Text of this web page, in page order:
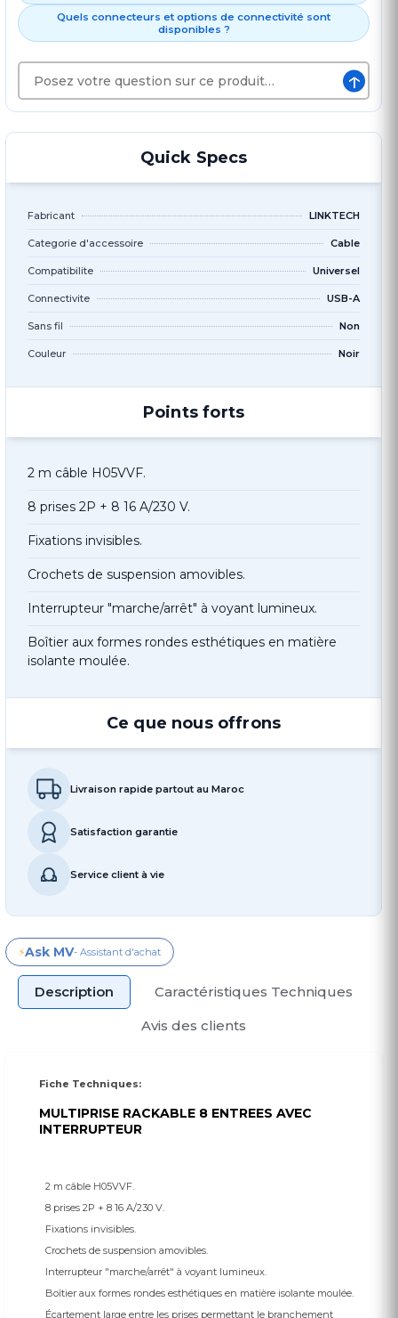
Quels connecteurs et options de connectivité sont
disponibles ?
↑
Quick Specs
Fabricant LINKTECH
Categorie d'accessoire Cable
Compatibilite Universel
Connectivite USB-A
Sans fil Non
Couleur Noir
Points forts
2 m câble H05VVF.
8 prises 2P + 8 16 A/230 V.
Fixations invisibles.
Crochets de suspension amovibles.
Interrupteur "marche/arrêt" à voyant lumineux.
Boîtier aux formes rondes esthétiques en matière
isolante moulée.
Ce que nous offrons
Livraison rapide partout au Maroc
Satisfaction garantie
Service client à vie
⚡Ask MV- Assistant d'achat
Description
Caractéristiques Techniques
Avis des clients
Fiche Techniques:
MULTIPRISE RACKABLE 8 ENTREES AVEC
INTERRUPTEUR
2 m câble H05VVF.
8 prises 2P + 8 16 A/230 V.
Fixations invisibles.
Crochets de suspension amovibles.
Interrupteur "marche/arrêt" à voyant lumineux.
Boîtier aux formes rondes esthétiques en matière isolante moulée.
Écartement large entre les prises permettant le branchement